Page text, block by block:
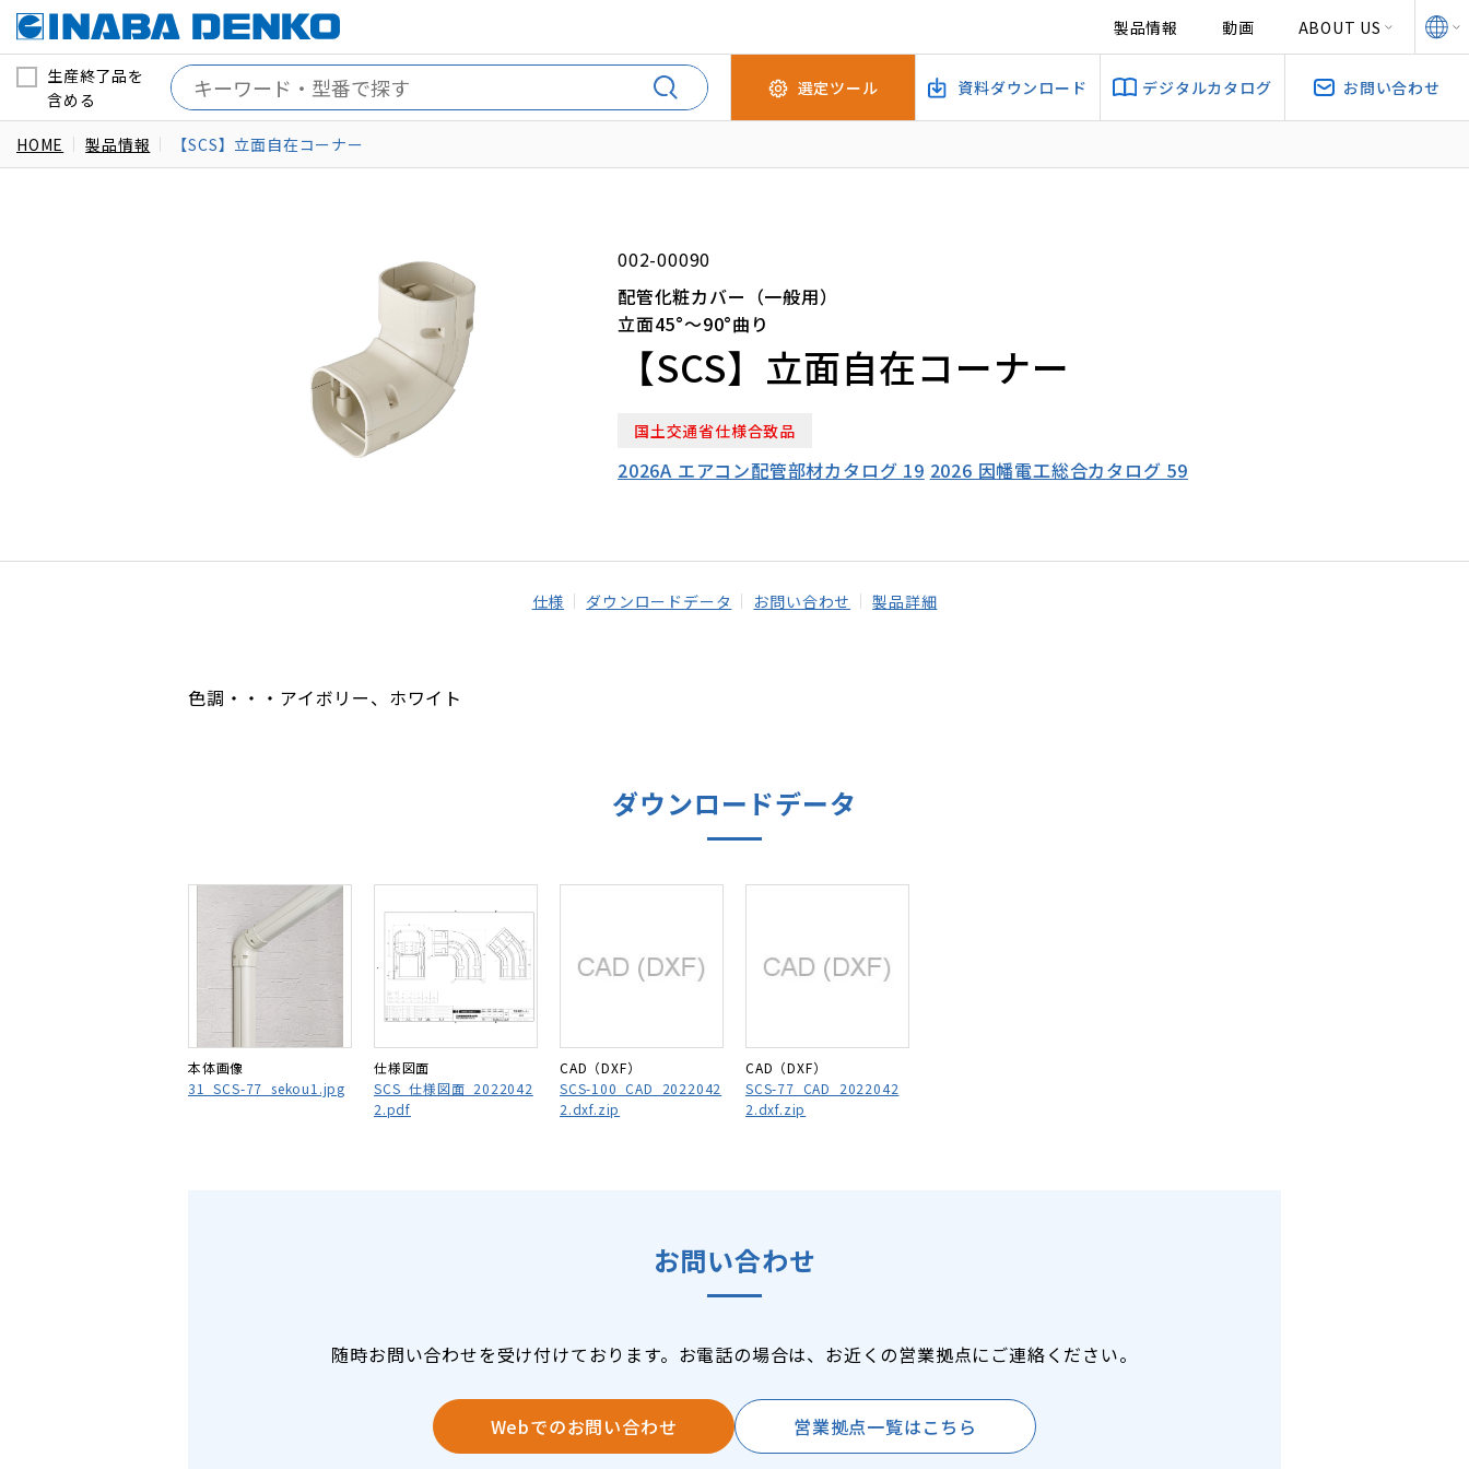
製品情報 動画 ABOUT US
生産終了品を
含める
選定ツール 資料ダウンロード デジタルカタログ お問い合わせ
HOME 製品情報 【SCS】立面自在コーナー
002-00090
配管化粧カバー（一般用）
立面45°～90°曲り
【SCS】立面自在コーナー
国土交通省仕様合致品
2026A エアコン配管部材カタログ 19 2026 因幡電工総合カタログ 59
仕様 ダウンロードデータ お問い合わせ 製品詳細
色調・・・アイボリー、ホワイト
ダウンロードデータ
本体画像
31_SCS-77_sekou1.jpg
仕様図面
SCS_仕様図面_2022042
2.pdf
CAD（DXF）
SCS-100_CAD_2022042
2.dxf.zip
CAD（DXF）
SCS-77_CAD_2022042
2.dxf.zip
お問い合わせ
随時お問い合わせを受け付けております。お電話の場合は、お近くの営業拠点にご連絡ください。
Webでのお問い合わせ 営業拠点一覧はこちら